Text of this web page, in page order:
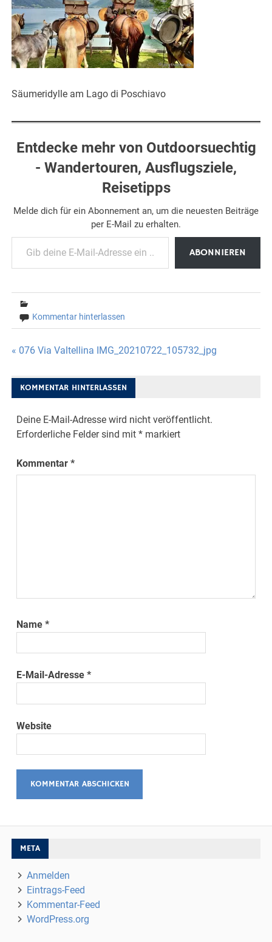
Säumeridylle am Lago di Poschiavo
Entdecke mehr von Outdoorsuechtig
- Wandertouren, Ausflugsziele,
Reisetipps
Melde dich für ein Abonnement an, um die neuesten Beiträge
per E-Mail zu erhalten.
Gib deine E-Mail-Adresse ein ...
ABONNIEREN
Kommentar hinterlassen
Beitragsnavigation
« 076 Via Valtellina IMG_20210722_105732_jpg
KOMMENTAR HINTERLASSEN
Deine E-Mail-Adresse wird nicht veröffentlicht.
Erforderliche Felder sind mit* markiert
Kommentar*
Name*
E-Mail-Adresse*
Website
META
Anmelden
Eintrags-Feed
Kommentar-Feed
WordPress.org